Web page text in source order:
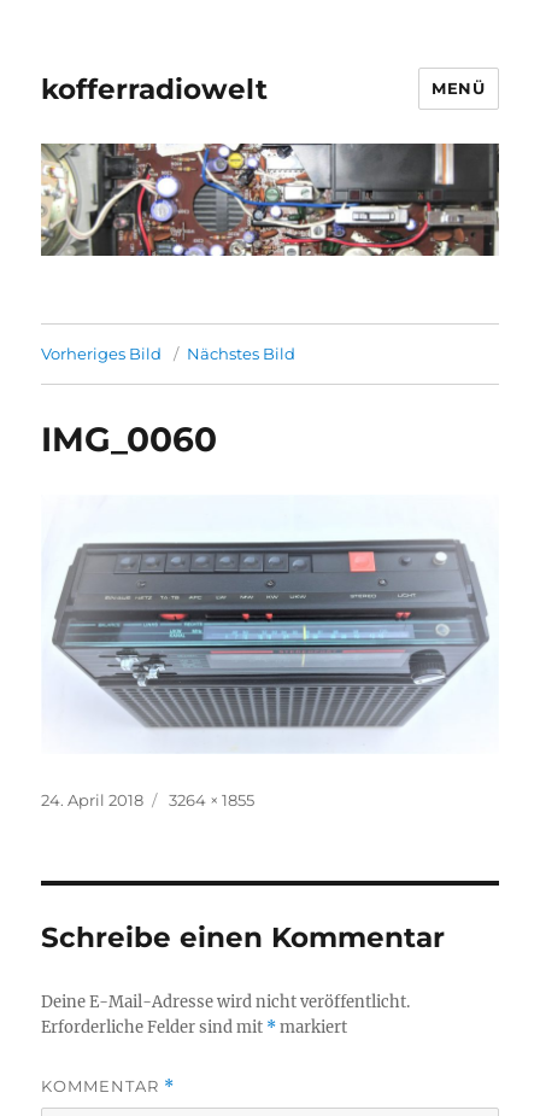
kofferradiowelt MENÜ
Vorheriges Bild Nächstes Bild
IMG_0060
Veröffentlicht
24. April 2018
Volle
3264 × 1855
Schreibe einen Kommentar
Deine E-Mail-Adresse wird nicht veröffentlicht.
Erforderliche Felder sind mit *markiert
KOMMENTAR *